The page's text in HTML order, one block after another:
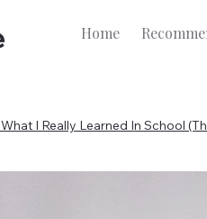
Home
I Really Learned In School